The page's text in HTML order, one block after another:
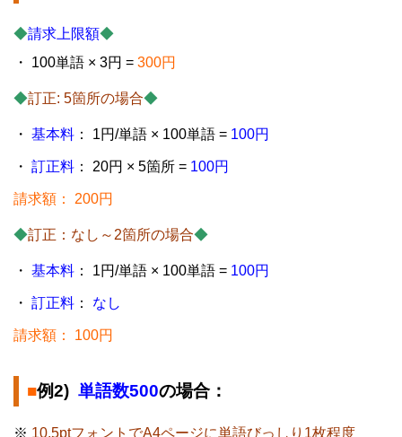
◆請求上限額◆
・ 100単語 × 3円 = 300円
◆訂正: 5箇所の場合◆
・ 基本料 ： 1円/単語 × 100単語 = 100円
・ 訂正料 ： 20円 × 5箇所 = 100円
請求額： 200円
◆訂正：なし～2箇所の場合◆
・ 基本料 ： 1円/単語 × 100単語 = 100円
・ 訂正料 ： なし
請求額： 100円
■例2) 単語数500の場合：
※ 10.5ptフォントでA4ページに単語びっしり1枚程度